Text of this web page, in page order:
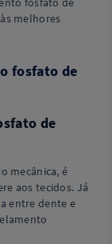
melhores
fosfato de
de
mecânica, é
aos tecidos. Já
entre dente e